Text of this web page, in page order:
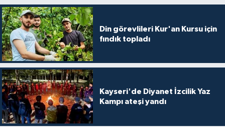
Din görevlileri Kur'an Kursu için
fındık topladı
Kayseri'de Diyanet İzcilik Yaz
Kampı ateşi yandı
Konya Müftülüğü
Kütahya Müftülüğü
Malatya Müftülüğü
Manisa Müftülüğü
Mardin Müftülüğü